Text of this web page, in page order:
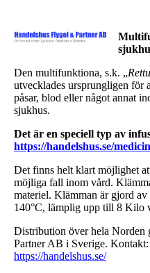
Den multifunktiona, s.k. „
utvecklades ursprungligen för
påsar, blod eller något annat
sjukhus.
Det är en speciell typ av
https://handelshus.se/
Det finns helt klart möjlighet
möjliga fall inom vård.
materiel. Klämman är gjord
140°C, lämplig upp till 8 Kilo
Distribution över hela Norden
Partner AB i Sverige.
https://handelshus.se/